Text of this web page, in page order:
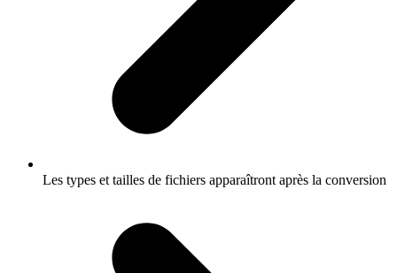
Les types et tailles de fichiers apparaîtront après la conversion